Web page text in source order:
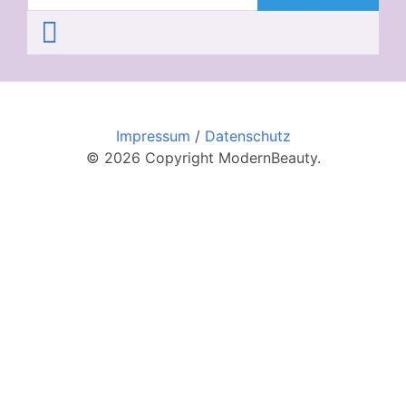
Impressum / Datenschutz
© 2026 Copyright ModernBeauty.